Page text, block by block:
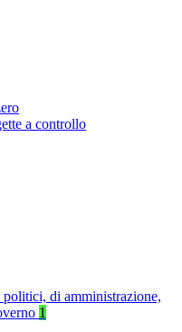
a controllo
di amministrazione,
1